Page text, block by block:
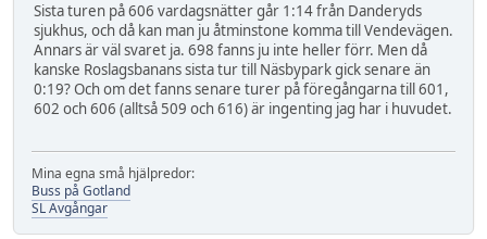
Sista turen på 606 vardagsnätter går 1:14 från Danderyds
sjukhus, och då kan man ju åtminstone komma till Vendevägen.
Annars är väl svaret ja. 698 fanns ju inte heller förr. Men då
kanske Roslagsbanans sista tur till Näsbypark gick senare än
0:19? Och om det fanns senare turer på föregångarna till 601,
602 och 606 (alltså 509 och 616) är ingenting jag har i huvudet.
Mina egna små hjälpredor:
Buss på Gotland
SL Avgångar